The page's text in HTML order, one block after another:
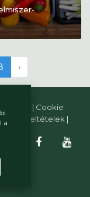
›
| Cookie
feltételek |
a